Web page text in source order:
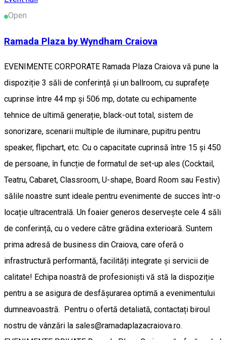
Open
Ramada Plaza by Wyndham Craiova
EVENIMENTE CORPORATE Ramada Plaza Craiova vă pune la
dispoziție 3 săli de conferință și un ballroom, cu suprafețe
cuprinse între 44 mp și 506 mp, dotate cu echipamente
tehnice de ultimă generație, black-out total, sistem de
sonorizare, scenarii multiple de iluminare, pupitru pentru
speaker, flipchart, etc. Cu o capacitate cuprinsă între 15 și 450
de persoane, în funcție de formatul de set-up ales (Cocktail,
Teatru, Cabaret, Classroom, U-shape, Board Room sau Festiv)
sălile noastre sunt ideale pentru evenimente de succes într-o
locație ultracentrală. Un foaier generos deservește cele 4 săli
de conferință, cu o vedere către grădina exterioară. Suntem
prima adresă de business din Craiova, care oferă o
infrastructură performantă, facilități integrate și servicii de
calitate! Echipa noastră de profesioniști vă stă la dispoziție
pentru a se asigura de desfășurarea optimă a evenimentului
dumneavoastră. Pentru o ofertă detaliată, contactați biroul
nostru de vânzări la sales@ramadaplazacraiova.ro.